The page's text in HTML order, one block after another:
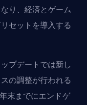
り、経済とゲーム
セットを導入する
プデートでは新し
の調整が行われる
末までにエンドゲ